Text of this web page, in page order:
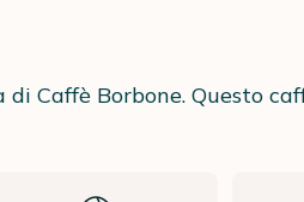
Caffè Borbone. Questo